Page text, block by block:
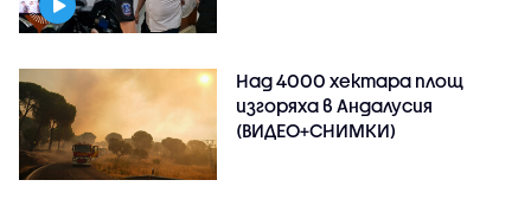
Над 4000 хектара площ
изгоряха в Андалусия
(ВИДЕО+СНИМКИ)